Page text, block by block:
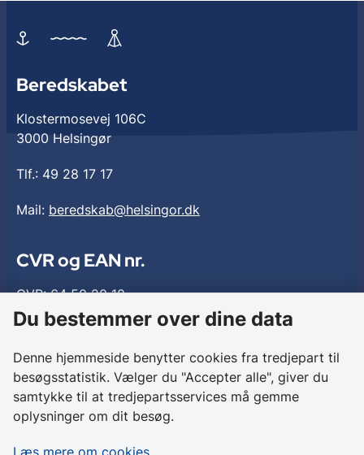
Beredskabet
Klostermosevej 106C
3000 Helsingør
Tlf.: 49 28 17 17
Mail: beredskab@helsingor.dk
CVR og EAN nr.
CVR: 64 50 20 18
EAN: 579 000 112 5691
Tilgængelighed
Brandskolen
Du bestemmer over dine data
Denne hjemmeside benytter cookies fra tredjepart til
besøgsstatistik. Vælger du "Accepter alle", giver du
samtykke til at tredjepartsservices må gemme
oplysninger om dit besøg.
Læs mere om cookies